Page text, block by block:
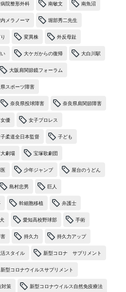
院整形外科 南敏文 南魚沼
メラノーマ 堀部秀二先生
変異株 外反母趾
大ケガからの復帰 大白川駅
大阪肩関節鏡フォーラム
スポーツ障害
奈良県投球障害 奈良県肩関節障害
女優 女子プロレス
柔道全日本監督 子ども
劇場 宝塚歌劇団
少年ジャンプ 屋台のうどん
島村忠男 巨人
幹細胞移植 弁護士
愛知高校野球部 手術
持久力 持久力アップ
スタイル 新型コロナ サプリメント
新型コロナウイルスサプリメント
対策 新型コロナウイルス自然免疫療法